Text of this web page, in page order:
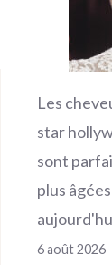
Les
star
sont
plus
6 août 2026